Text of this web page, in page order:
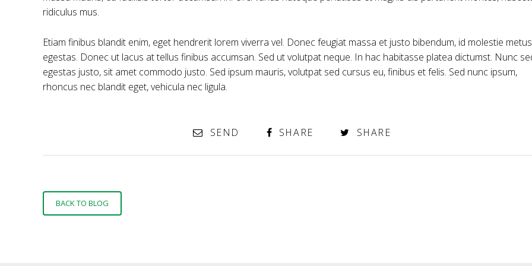
ridiculus mus.
Etiam finibus blandit enim, eget hendrerit lorem viverra vel. Donec feugiat massa et justo bibendum, id molestie metus
egestas. Donec ut lacus at tellus finibus accumsan. Sed ut volutpat neque. In hac habitasse platea dictumst. Nunc
egestas justo, sit amet commodo justo. Sed ipsum mauris, volutpat sed cursus eu, finibus et felis. Sed nunc ipsum,
rhoncus nec blandit eget, vehicula nec ligula.
SEND SHARE SHARE
BACK TO BLOG